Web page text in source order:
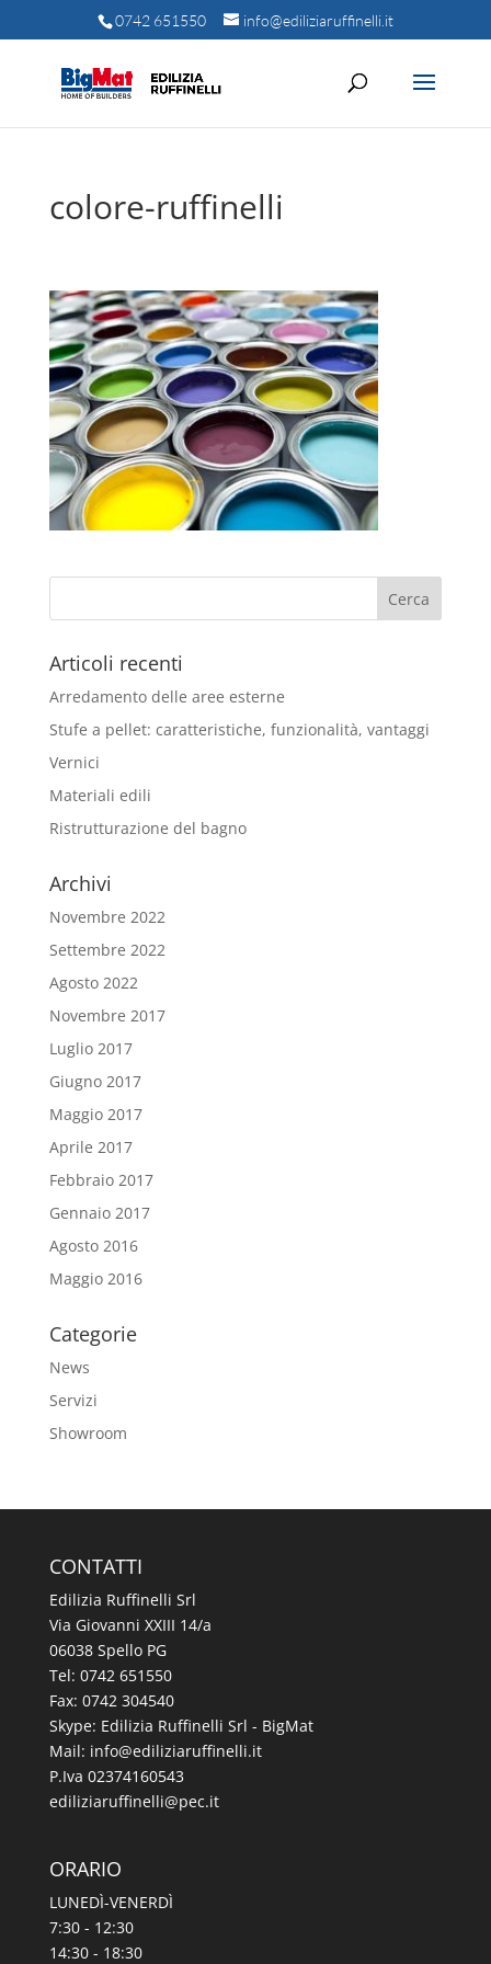
0742 651550 info@ediliziaruffinelli.it
colore-ruffinelli
Articoli recenti
Arredamento delle aree esterne
Stufe a pellet: caratteristiche, funzionalità, vantaggi
Vernici
Materiali edili
Ristrutturazione del bagno
Archivi
Novembre 2022
Settembre 2022
Agosto 2022
Novembre 2017
Luglio 2017
Giugno 2017
Maggio 2017
Aprile 2017
Febbraio 2017
Gennaio 2017
Agosto 2016
Maggio 2016
Categorie
News
Servizi
Showroom
CONTATTI
Edilizia Ruffinelli Srl
Via Giovanni XXIII 14/a
06038 Spello PG
Tel: 0742 651550
Fax: 0742 304540
Skype: Edilizia Ruffinelli Srl - BigMat
Mail:
ti.illeniffuraizilide
@ofni
P.Iva 02374160543
ti.cep
@illeniffuraizilide
ORARIO
LUNEDÌ-VENERDÌ
7:30 - 12:30
14:30 - 18:30